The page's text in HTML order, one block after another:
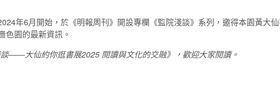
年6月開始，於《明報周刊》開設專欄《監院淺談》系列，邀得本園黃大仙
色園的最新資訊。
——大仙約你逛書展2025 閱讀與文化的交融》，歡迎大家閱讀。